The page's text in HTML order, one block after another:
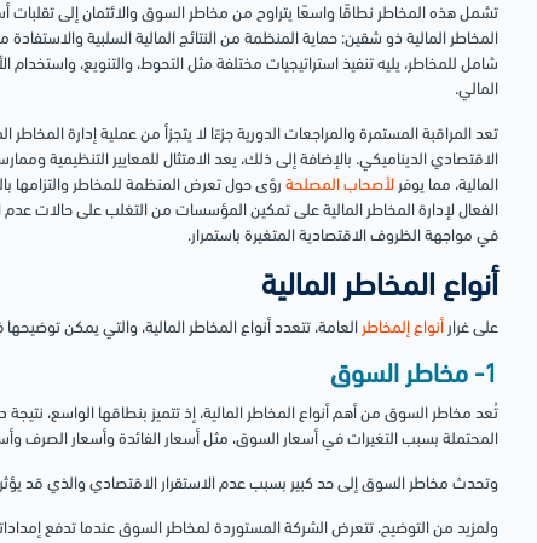
تشمل هذه المخاطر نطاقًا واسعًا يتراوح من مخاطر السوق والائتمان إلى تقلبات
المخاطر المالية ذو شقين: حماية المنظمة من النتائج المالية السلبية
شامل للمخاطر، يليه تنفيذ استراتيجيات مختلفة مثل التحوط، والتنويع، واستخدام
المالي.
تعد المراقبة المستمرة والمراجعات الدورية جزءًا لا يتجزأ من عملية إدارة
الاقتصادي الديناميكي. بالإضافة إلى ذلك، يعد الامتثال للمعايير التنظيمية
المالية، مما يوفر لأصحاب المصلحة رؤى حول تعرض المنظمة للمخاطر والتزامها
الفعال لإدارة المخاطر المالية على تمكين المؤسسات من التغلب على حالات عدم
في مواجهة الظروف الاقتصادية المتغيرة باستمرار.
أنواع المخاطر المالية
على غرار أنواع إلمخاطر العامة، تتعدد أنواع المخاطر المالية، والتي يمكن توضيحها
1- مخاطر السوق
تُعد مخاطر السوق من أهم أنواع المخاطر المالية، إذ تتميز بنطاقها الواسع،
المحتملة بسبب التغيرات في أسعار السوق، مثل أسعار الفائدة وأسعار الصرف
وتحدث مخاطر السوق إلى حد كبير بسبب عدم الاستقرار الاقتصادي والذي قد
ولمزيد من التوضيح، تتعرض الشركة المستوردة لمخاطر السوق عندما تدفع إمداداتها